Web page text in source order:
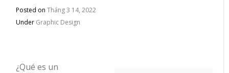
Posted onTháng 3 14, 2022
Under Graphic Design
¿Qué es un